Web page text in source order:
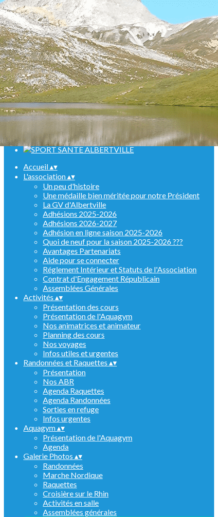
Menu
<
>
Randonnées
Marche Nordique
Raquettes
Croisière sur le Rhin
Activités en salle
Assemblées générales
Ajoutez un logo, un bouton, des réseaux sociaux
Cliquez pour éditer
Accueil▴▾
L'association▴▾
Un peu d'histoire
Une médaille bien méritée pour notre Président
La GV d'Albertville
Adhésions 2025-2026
Adhésions 2026-2027
Adhésion en ligne saison 2025-2026
Quoi de neuf pour la saison 2025-2026 ???
Avantages Partenariats
Aide pour se connecter
Réglement Intérieur et Statuts de l'Association
Contrat d'Engagement Républicain
Assemblées Générales
Activités ▴▾
Présentation des cours
Présentation de l'Aquagym
Nos animatrices et animateur
Planning des cours
Nos voyages
Infos utiles et urgentes
Randonnées et Raquettes ▴▾
Présentation
Nos ABR
Agenda Raquettes
Agenda Randonnées
Sorties en refuge
Infos urgentes
Aquagym▴▾
Présentation de l'Aquagym
Agenda
Galerie Photos ▴▾
Randonnées
Marche Nordique
Raquettes
Croisière sur le Rhin
Activités en salle
Assemblées générales